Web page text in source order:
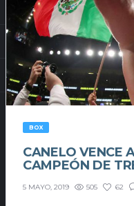
BOX
CANELO VENCE
CAMPEÓN DE
5 MAYO, 2019 505 62